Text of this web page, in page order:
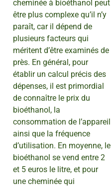
cheminée à bioéthanol peut
être plus complexe qu’il n’y
paraît, car il dépend de
plusieurs facteurs qui
méritent d’être examinés de
près. En général, pour
établir un calcul précis des
dépenses, il est primordial
de connaître le prix du
bioéthanol, la
consommation de l’appareil
ainsi que la fréquence
d’utilisation. En moyenne, le
bioéthanol se vend entre 2
et 5 euros le litre, et pour
une cheminée qui